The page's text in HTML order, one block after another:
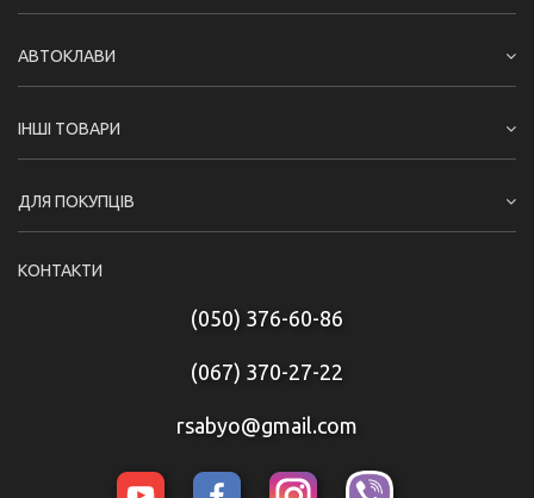
АВТОКЛАВИ
ІНШІ ТОВАРИ
ДЛЯ ПОКУПЦІВ
КОНТАКТИ
(050) 376-60-86
(067) 370-27-22
rsabyo@gmail.com